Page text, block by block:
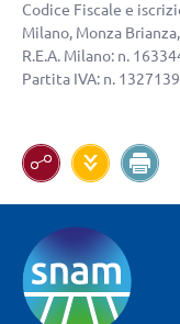
Codice Fiscale e
Milano, Monza
R.E.A. Milano: n.
Partita IVA: n.